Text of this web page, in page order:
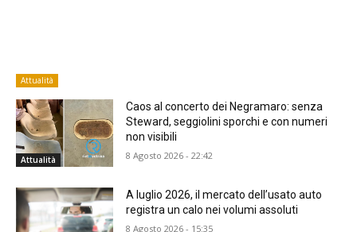
Attualità
Attualità
Caos al concerto dei Negramaro: senza
Steward, seggiolini sporchi e con numeri
non visibili
8 Agosto 2026 - 22:42
A luglio 2026, il mercato dell’usato auto
registra un calo nei volumi assoluti
8 Agosto 2026 - 15:35